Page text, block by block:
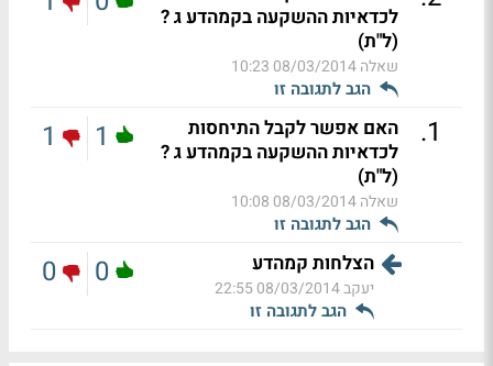
לכדאיות ההשקעה בקמהדע ג ?
(ל"ת)
שאלה08/03/2014 10:23
הגב לתגובה זו
1
.
האם אפשר לקבל התיחסות
לכדאיות ההשקעה בקמהדע ג ?
(ל"ת)
שאלה08/03/2014 10:08
הגב לתגובה זו
1
1
הצלחות קמהדע
יעקב08/03/2014 22:55
הגב לתגובה זו
0
0